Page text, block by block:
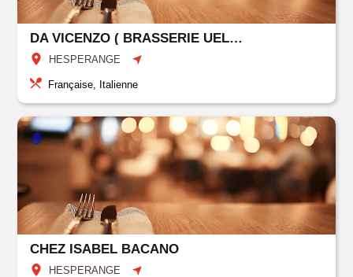
DA VICENZO ( BRASSERIE UELZECHTDALL)
HESPERANGE
Française, Italienne
CHEZ ISABEL BACANO
HESPERANGE